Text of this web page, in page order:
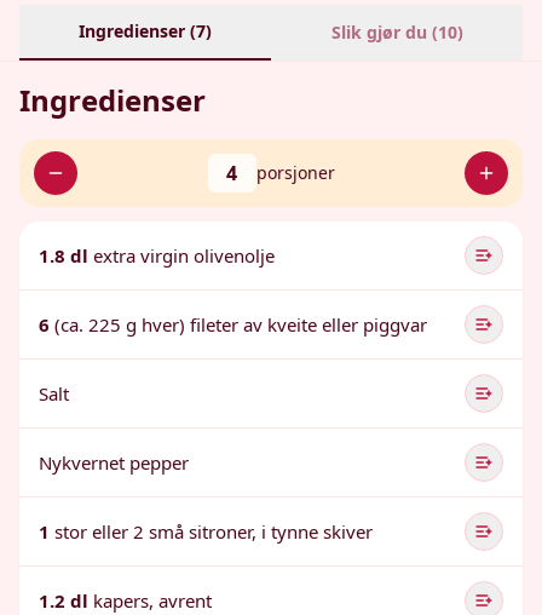
Ingredienser (7) Slik gjør du (10)
Ingredienser
4 porsjoner
1.8 dl extra virgin olivenolje
6 (ca. 225 g hver) fileter av kveite eller piggvar
Salt
Nykvernet pepper
1 stor eller 2 små sitroner, i tynne skiver
1.2 dl kapers, avrent